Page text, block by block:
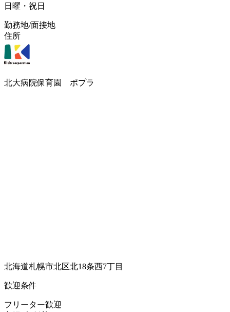
日曜・祝日
勤務地/面接地
住所
北大病院保育園 ポプラ
北海道札幌市北区北18条西7丁目
歓迎条件
フリーター歓迎